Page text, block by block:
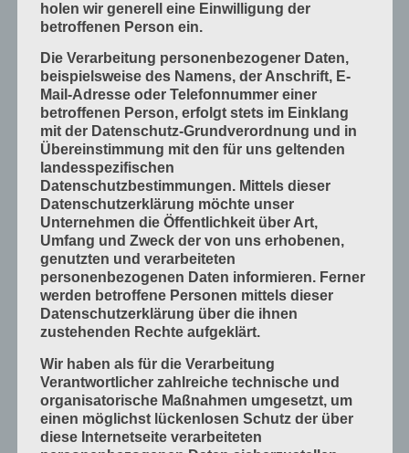
Druckprojekte umsetzen
Mess- und Prüfverfahren
Offsetdruckmaschinen
Prozess-Standards in Druckverfahren
Verfahrenstechniken
Werkstoffe und Druckmaterialien
Druckverarbeitung
Arbeitsabläufe im Betrieb
Bogen falzen
Bogen schneiden
Einbandmaterialien
Produkte fügen
Produkte handwerklich herstellen
Produkte industriell herstellen
holen wir generell eine Einwilligung der
betroffenen Person ein.
Die Verarbeitung personenbezogener Daten,
beispielsweise des Namens, der Anschrift, E-
Mail-Adresse oder Telefonnummer einer
betroffenen Person, erfolgt stets im Einklang
mit der Datenschutz-Grundverordnung und in
Übereinstimmung mit den für uns geltenden
landesspezifischen
Datenschutzbestimmungen. Mittels dieser
Datenschutzerklärung möchte unser
Unternehmen die Öffentlichkeit über Art,
Umfang und Zweck der von uns erhobenen,
genutzten und verarbeiteten
personenbezogenen Daten informieren. Ferner
werden betroffene Personen mittels dieser
Datenschutzerklärung über die ihnen
zustehenden Rechte aufgeklärt.
Wir haben als für die Verarbeitung
Verantwortlicher zahlreiche technische und
organisatorische Maßnahmen umgesetzt, um
einen möglichst lückenlosen Schutz der über
diese Internetseite verarbeiteten